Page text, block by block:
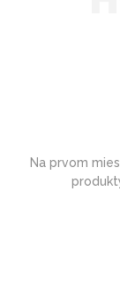
Na prvom